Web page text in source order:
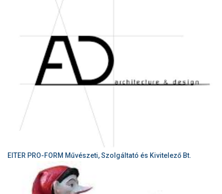
EITER PRO-FORM Művészeti, Szolgáltató és Kivitelező Bt.